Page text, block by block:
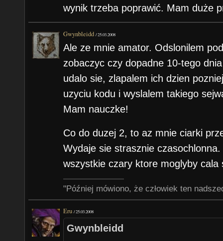
wynik trzeba poprawić. Mam duże
Gwynbleidd /25.03.2008
Ale ze mnie amator. Odslonilem
zobaczyc czy dopadne 10-tego
udalo sie, zlapalem ich dzien
uzyciu kodu i wyslalem takiego
Mam nauczke!
Co do duzej 2, to az mnie ciarki
Wydaje sie strasznie
wszystkie czary ktore moglyby
"Później mówiono, że człowiek ten
Eru /25.03.2008
Gwynbleidd